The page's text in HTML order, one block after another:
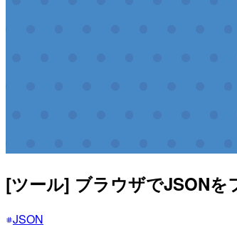
[ツール] ブラウザでJSONを
JSON